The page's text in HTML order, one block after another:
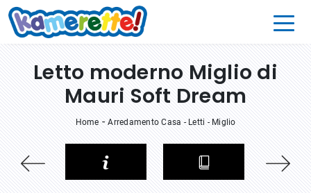
Letto moderno Miglio di
Mauri Soft Dream
Home-Arredamento Casa-Letti -Miglio